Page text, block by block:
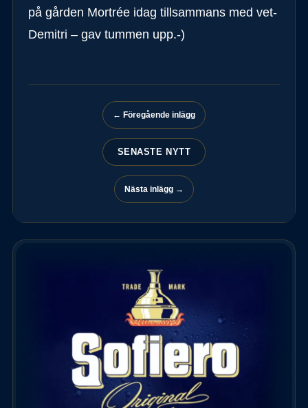
på gården Mortrée idag tillsammans med vet-
Demitri – gav tummen upp.-)
← Föregående inlägg
SENASTE NYTT
Nästa inlägg →